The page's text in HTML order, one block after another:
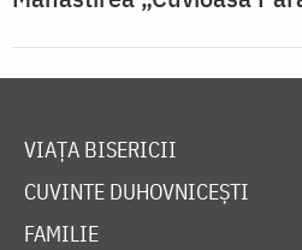
VIAȚA BISERICII
CUVINTE DUHOVNICEȘTI
FAMILIE